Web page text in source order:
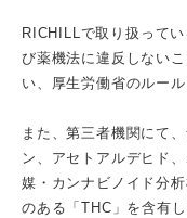
RICHILLで取り扱って
び薬機法に違反しない
い、厚生労働省のルー
また、第三者機関にて
ン、アセトアルデヒド
媒・カンナビノイド分
のある「THC」を含有